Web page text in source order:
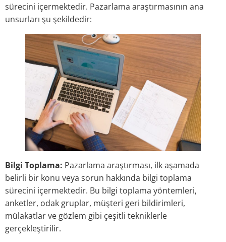
sürecini içermektedir. Pazarlama araştırmasının ana
unsurları şu şekildedir:
Bilgi Toplama: Pazarlama araştırması, ilk aşamada
belirli bir konu veya sorun hakkında bilgi toplama
sürecini içermektedir. Bu bilgi toplama yöntemleri,
anketler, odak gruplar, müşteri geri bildirimleri,
mülakatlar ve gözlem gibi çeşitli tekniklerle
gerçekleştirilir.